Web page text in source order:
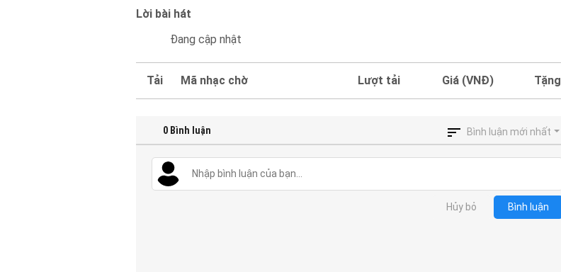
Lời bài hát
Đang cập nhật
Tải Mã nhạc chờ Lượt tải Giá (VNĐ) Tặng
0 Bình luận Bình luận mới nhất
Hủy bỏ Bình luận